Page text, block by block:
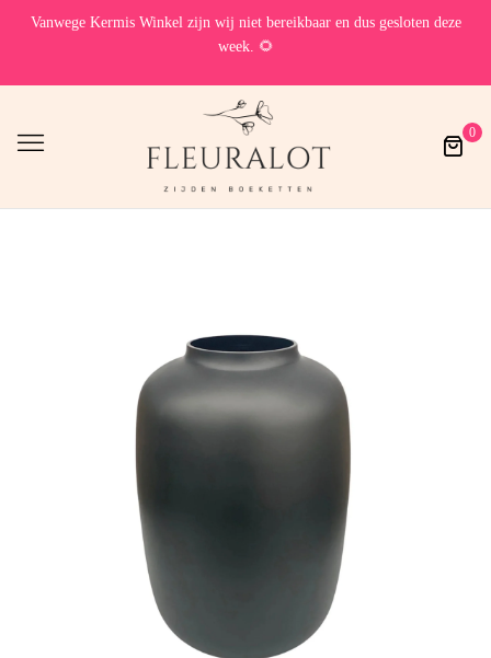
Vanwege Kermis Winkel zijn wij niet bereikbaar en dus gesloten deze
week. 🌻
0